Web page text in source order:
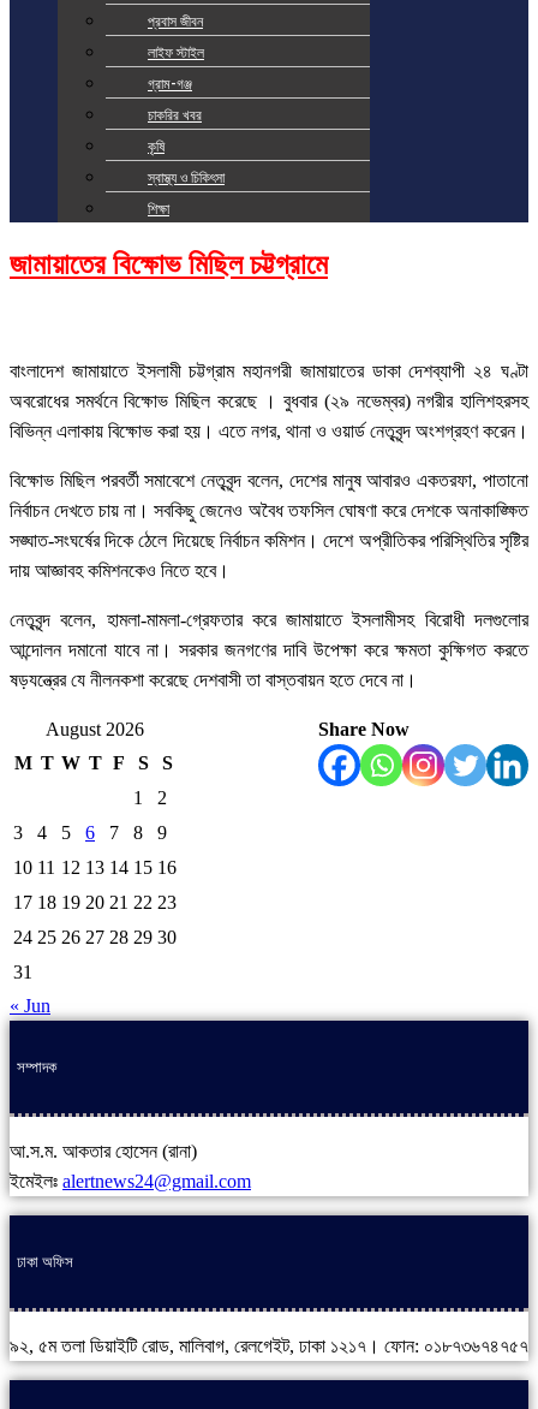
প্রবাস জীবন
লাইফ স্টাইল
গ্রাম-গঞ্জ
চাকরির খবর
কৃষি
স্বাস্থ্য ও চিকিৎসা
শিক্ষা
জামায়াতের বিক্ষোভ মিছিল চট্টগ্রামে
বাংলাদেশ জামায়াতে ইসলামী চট্টগ্রাম মহানগরী জামায়াতের ডাকা দেশব্যাপী ২৪ ঘণ্টা
অবরোধের সমর্থনে বিক্ষোভ মিছিল করেছে । বুধবার (২৯ নভেম্বর) নগরীর হালিশহরসহ
বিভিন্ন এলাকায় বিক্ষোভ করা হয়। এতে নগর, থানা ও ওয়ার্ড নেতৃবৃন্দ অংশগ্রহণ করেন।
বিক্ষোভ মিছিল পরবর্তী সমাবেশে নেতৃবৃন্দ বলেন, দেশের মানুষ আবারও একতরফা, পাতানো
নির্বাচন দেখতে চায় না। সবকিছু জেনেও অবৈধ তফসিল ঘোষণা করে দেশকে অনাকাঙ্ক্ষিত
সঙ্ঘাত-সংঘর্ষের দিকে ঠেলে দিয়েছে নির্বাচন কমিশন। দেশে অপ্রীতিকর পরিস্থিতির সৃষ্টির
দায় আজ্ঞাবহ কমিশনকেও নিতে হবে।
নেতৃবৃন্দ বলেন, হামলা-মামলা-গ্রেফতার করে জামায়াতে ইসলামীসহ বিরোধী দলগুলোর
আন্দোলন দমানো যাবে না। সরকার জনগণের দাবি উপেক্ষা করে ক্ষমতা কুক্ষিগত করতে
ষড়যন্ত্রের যে নীলনকশা করেছে দেশবাসী তা বাস্তবায়ন হতে দেবে না।
Share Now
August 2026
M T W T F S
S
1
2
3
4 5 6 7 8
9
10 11 12 13 14 15 16
17 18 19 20 21 22 23
24 25 26 27 28 29 30
31
« Jun
সম্পাদক
আ.স.ম. আকতার হোসেন (রানা)
ইমেইলঃ alertnews24@gmail.com
ঢাকা অফিস
৯২, ৫ম তলা ডিয়াইটি রোড, মালিবাগ, রেলগেইট, ঢাকা ১২১৭। ফোন: ০১৮৭৩৬৭৪৭৫৭